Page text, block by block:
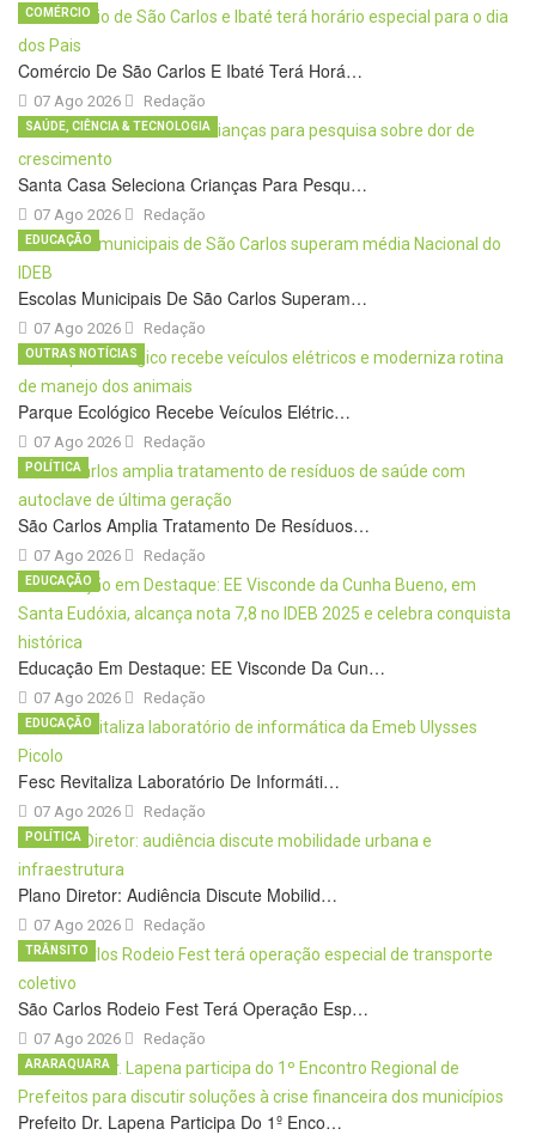
Comércio De São Carlos E Ibaté Terá Horá…
07 Ago 2026
COMÉRCIO
Redação
Santa Casa Seleciona Crianças Para Pesqu…
07 Ago 2026
SAÚDE, CIÊNCIA & TECNOLOGIA
Redação
Escolas Municipais De São Carlos Superam…
07 Ago 2026
EDUCAÇÃO
Redação
Parque Ecológico Recebe Veículos Elétric…
07 Ago 2026
OUTRAS NOTÍCIAS
Redação
São Carlos Amplia Tratamento De Resíduos…
07 Ago 2026
POLÍTICA
Redação
Educação Em Destaque: EE Visconde Da Cun…
07 Ago 2026
EDUCAÇÃO
Redação
Fesc Revitaliza Laboratório De Informáti…
07 Ago 2026
EDUCAÇÃO
Redação
Plano Diretor: Audiência Discute Mobilid…
07 Ago 2026
POLÍTICA
Redação
São Carlos Rodeio Fest Terá Operação Esp…
07 Ago 2026
TRÂNSITO
Redação
Prefeito Dr. Lapena Participa Do 1º Enco…
ARARAQUARA